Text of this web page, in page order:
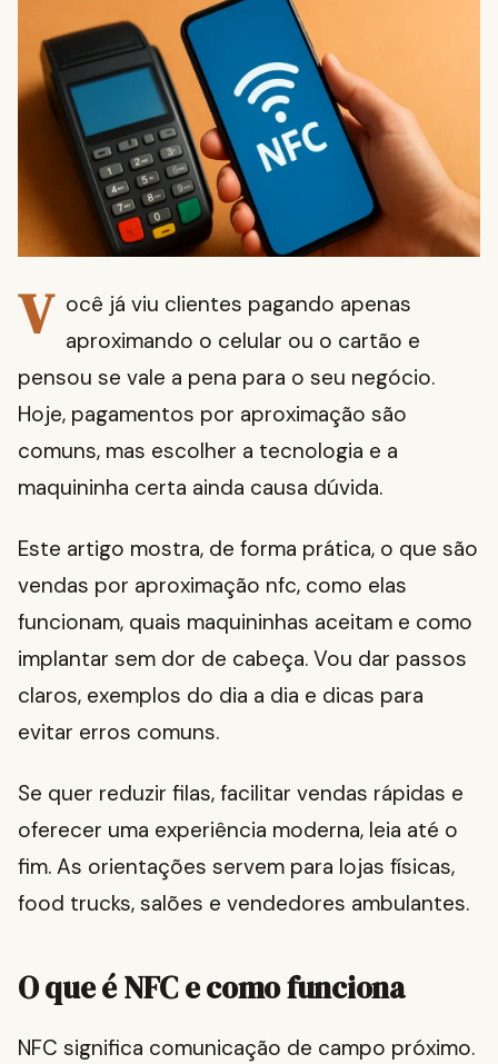
V ocê já viu clientes pagando apenas
aproximando o celular ou o cartão e
pensou se vale a pena para o seu negócio.
Hoje, pagamentos por aproximação são
comuns, mas escolher a tecnologia e a
maquininha certa ainda causa dúvida.
Este artigo mostra, de forma prática, o que são
vendas por aproximação nfc, como elas
funcionam, quais maquininhas aceitam e como
implantar sem dor de cabeça. Vou dar passos
claros, exemplos do dia a dia e dicas para
evitar erros comuns.
Se quer reduzir filas, facilitar vendas rápidas e
oferecer uma experiência moderna, leia até o
fim. As orientações servem para lojas físicas,
food trucks, salões e vendedores ambulantes.
O que é NFC e como funciona
NFC significa comunicação de campo próximo.